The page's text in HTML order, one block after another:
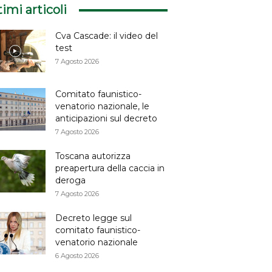
articoli
Cva Cascade: il video del
test
7 Agosto 2026
Comitato faunistico-
venatorio nazionale, le
anticipazioni sul decreto
7 Agosto 2026
Toscana autorizza
preapertura della caccia in
deroga
7 Agosto 2026
Decreto legge sul
comitato faunistico-
venatorio nazionale
6 Agosto 2026